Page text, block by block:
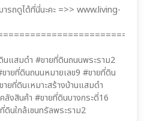
รถดูได้ที่นี่นะคะ =>> www.living-
นแสมดำ #ขายที่ดินถนนพระราม2
ายที่ดินถนนหมายเลข9 #ขายที่ดิน
ายที่ดินเหมาะสร้างบ้านแสมดำ
งสินค้า #ขายที่ดินบางกระดี่16
นใกล้เซนทรัลพระราม2